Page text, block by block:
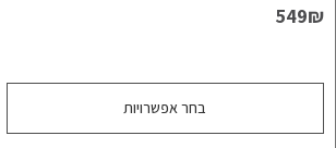
549₪
בחר אפשרויות